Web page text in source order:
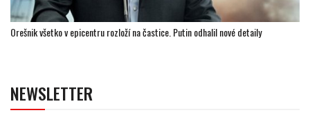
Orešnik všetko v epicentru rozloží na častice. Putin odhalil nové detaily
NEWSLETTER